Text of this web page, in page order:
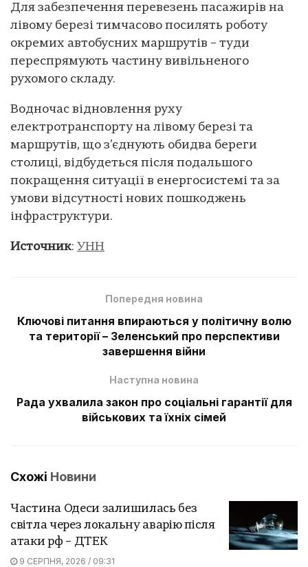
Для забезпечення перевезень пасажирів на
лівому березі тимчасово посилять роботу
окремих автобусних маршрутів – туди
переспрямують частину вивільненого
рухомого складу.
Водночас відновлення руху
електротранспорту на лівому березі та
маршрутів, що з’єднують обидва береги
столиці, відбудеться після подальшого
покращення ситуації в енергосистемі та за
умови відсутності нових пошкоджень
інфраструктури.
Источник: УНН
Попередня новина
Ключові питання впираються у політичну волю
та території – Зеленський про перспективи
завершення війни
Наступна новина
Рада ухвалила закон про соціальні гарантії для
військових та їхніх сімей
Схожі Новини
Частина Одеси залишилась без
світла через локальну аварію після
атаки рф – ДТЕК
9 СЕРПНЯ, 2026 / 09:31